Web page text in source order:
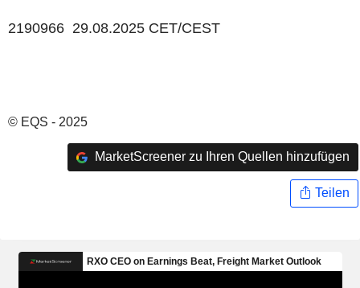
2190966 29.08.2025 CET/CEST
© EQS - 2025
MarketScreener zu Ihren Quellen hinzufügen
Teilen